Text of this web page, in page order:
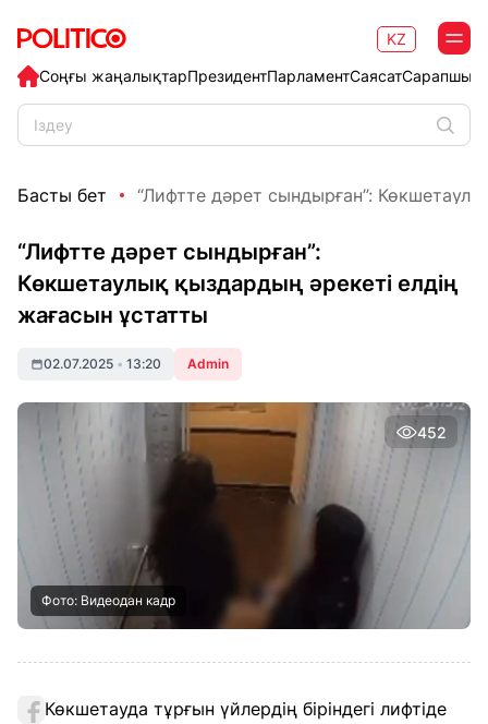
Соңғы жаңалықтарПрезидентПарламентСаясат
KZ
Басты бет “Лифтте дәрет сындырған”:
“Лифтте дәрет сындырған”:
Көкшетаулық қыздардың әрекеті елдің
жағасын ұстатты
02.07.2025 • 13:20 Admin
452
Фото: Видеодан кадр
Көкшетауда тұрғын үйлердің біріндегі лифтіде